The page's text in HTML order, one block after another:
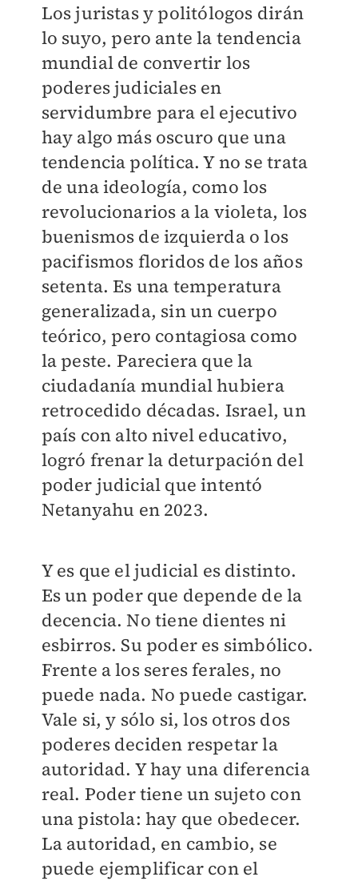
Los juristas y politólogos dirán
lo suyo, pero ante la tendencia
mundial de convertir los
poderes judiciales en
servidumbre para el ejecutivo
hay algo más oscuro que una
tendencia política. Y no se trata
de una ideología, como los
revolucionarios a la violeta, los
buenismos de izquierda o los
pacifismos floridos de los años
setenta. Es una temperatura
generalizada, sin un cuerpo
teórico, pero contagiosa como
la peste. Pareciera que la
ciudadanía mundial hubiera
retrocedido décadas. Israel, un
país con alto nivel educativo,
logró frenar la deturpación del
poder judicial que intentó
Netanyahu en 2023.
Y es que el judicial es distinto.
Es un poder que depende de la
decencia. No tiene dientes ni
esbirros. Su poder es simbólico.
Frente a los seres ferales, no
puede nada. No puede castigar.
Vale si, y sólo si, los otros dos
poderes deciden respetar la
autoridad. Y hay una diferencia
real. Poder tiene un sujeto con
una pistola: hay que obedecer.
La autoridad, en cambio, se
puede ejemplificar con el